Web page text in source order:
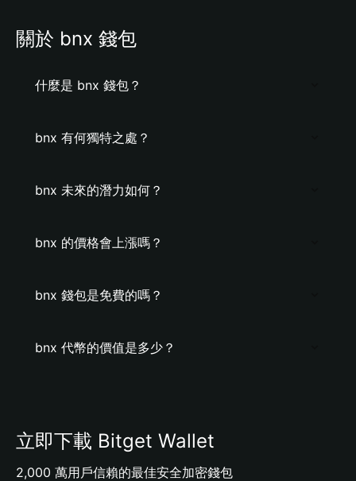
關於 bnx 錢包
什麼是 bnx 錢包？
bnx 有何獨特之處？
bnx 未來的潛力如何？
bnx 的價格會上漲嗎？
bnx 錢包是免費的嗎？
bnx 代幣的價值是多少？
立即下載 Bitget Wallet
2,000 萬用戶信賴的最佳安全加密錢包